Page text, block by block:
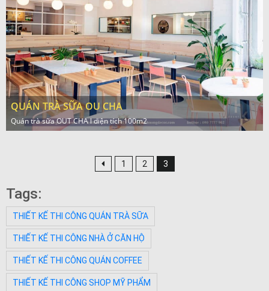
QUÁN TRÀ SỮA OU CHA
Quán trà sữa OUT CHA l diện tích 100m2
1 2 3
Tags:
THIẾT KẾ THI CÔNG QUÁN TRÀ SỮA
THIẾT KẾ THI CÔNG NHÀ Ở CĂN HỘ
THIẾT KẾ THI CÔNG QUÁN COFFEE
THIẾT KẾ THI CÔNG SHOP MỸ PHẨM